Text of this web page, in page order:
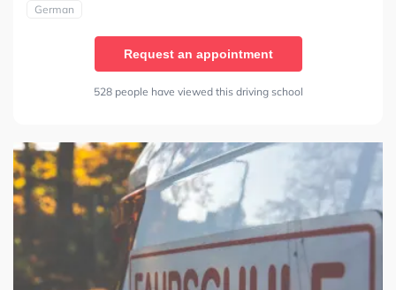
German
Request an appointment
528 people have viewed this driving school